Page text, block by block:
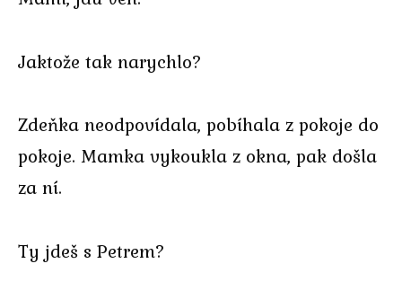
Jaktože tak narychlo?
Zdeňka neodpovídala, pobíhala z pokoje do
pokoje. Mamka vykoukla z okna, pak došla
za ní.
Ty jdeš s Petrem?